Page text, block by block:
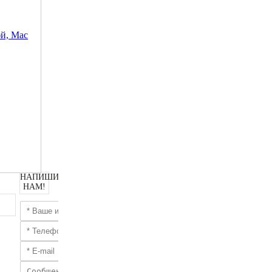
Mac
НАПИШИТЕ
НАМ!